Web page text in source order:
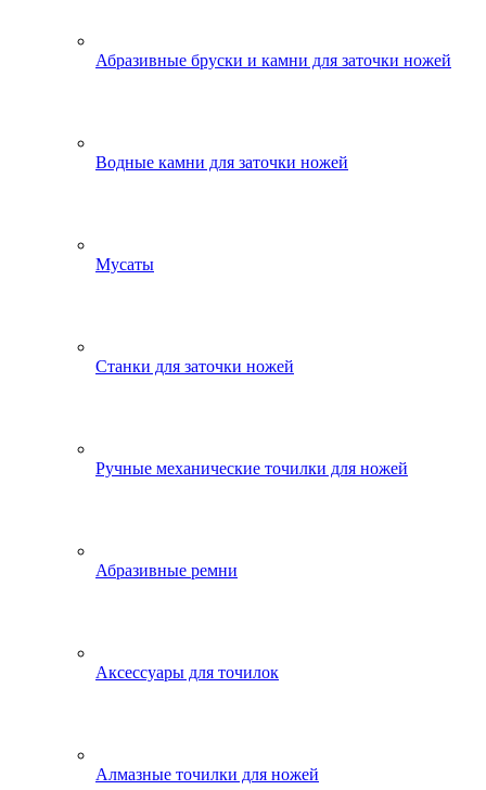
Абразивные бруски и камни для заточки ножей
Водные камни для заточки ножей
Мусаты
Станки для заточки ножей
Ручные механические точилки для ножей
Абразивные ремни
Аксессуары для точилок
Алмазные точилки для ножей